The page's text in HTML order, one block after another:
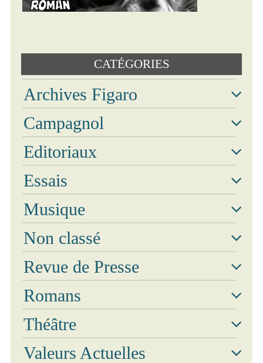
CATÉGORIES
Archives Figaro
Campagnol
Editoriaux
Essais
Musique
Non classé
Revue de Presse
Romans
Théâtre
Valeurs Actuelles